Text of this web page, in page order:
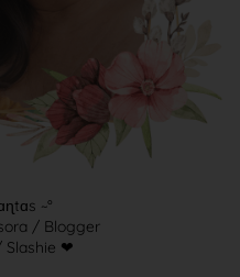
~°
/ Blogger
Slashie ❤